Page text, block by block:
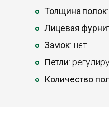
Толщина полок
Лицевая
Замок: нет.
Петли:
Количество